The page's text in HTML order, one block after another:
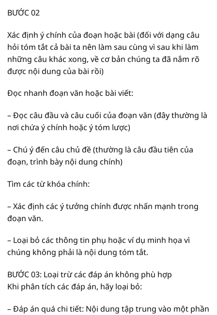
BƯỚC 02
Xác định ý chính của đoạn hoặc bài (đối với dạng câu
hỏi tóm tắt cả bài ta nên làm sau cùng vì sau khi làm
những câu khác xong, về cơ bản chúng ta đã nắm rõ
được nội dung của bài rồi)
Đọc nhanh đoạn văn hoặc bài viết:
– Đọc câu đầu và câu cuối của đoạn văn (đây thường là
nơi chứa ý chính hoặc ý tóm lược)
– Chú ý đến câu chủ đề (thường là câu đầu tiên của
đoạn, trình bày nội dung chính)
Tìm các từ khóa chính:
– Xác định các ý tưởng chính được nhấn mạnh trong
đoạn văn.
– Loại bỏ các thông tin phụ hoặc ví dụ minh họa vì
chúng không phải là nội dung tóm tắt.
BƯỚC 03: Loại trừ các đáp án không phù hợp
Khi phân tích các đáp án, hãy loại bỏ:
– Đáp án quá chi tiết: Nội dung tập trung vào một phần